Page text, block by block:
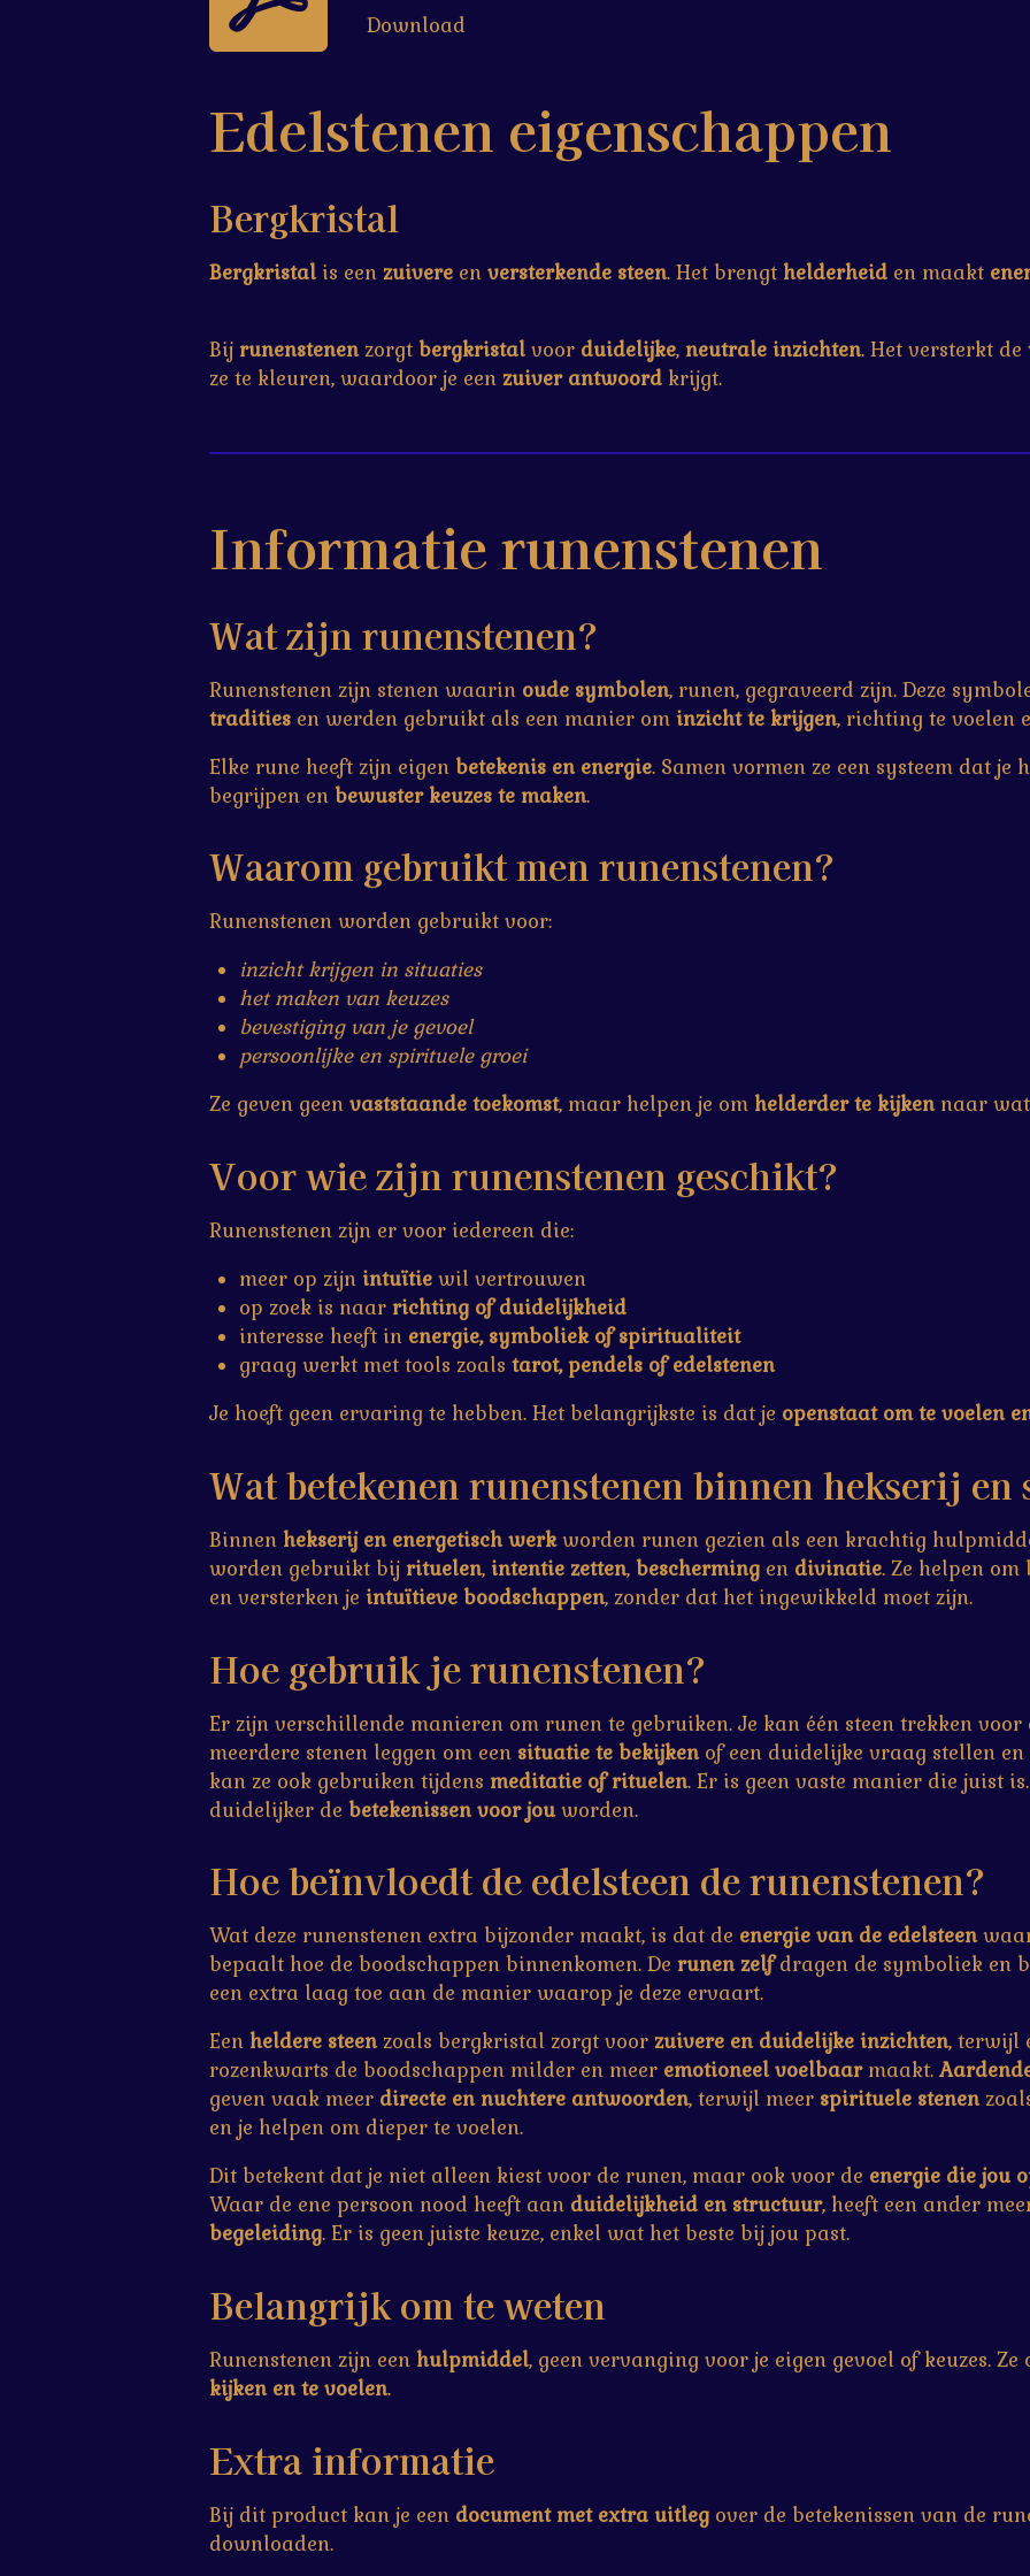
s
r
n
e e
Download
Edelstenen eigenschappen
Bergkristal
Bergkristal is een zuivere en versterkende steen. Het brengt helderheid en maakt
Bij runenstenenzorgt bergkristal voor duidelijke, neutrale inzichten. Het versterkt de
ze te kleuren, waardoor je een zuiver antwoord krijgt.
Informatie runenstenen
Wat zijn runenstenen?
Runenstenen zijn stenen waarin oude symbolen, runen, gegraveerd zijn. Deze
tradities en werden gebruikt als een manier om inzicht te krijgen, richting te voelen
Elke rune heeft zijn eigen betekenis en energie. Samen vormen ze een systeem dat je
begrijpen en bewuster keuzes te maken.
Waarom gebruikt men runenstenen?
Runenstenen worden gebruikt voor:
inzicht krijgen in situaties
het maken van keuzes
bevestiging van je gevoel
persoonlijke en spirituele groei
Ze geven geen vaststaande toekomst, maar helpen je om helderder te kijkennaar wat
Voor wie zijn runenstenen geschikt?
Runenstenen zijn er voor iedereen die:
meer op zijn intuïtiewil vertrouwen
op zoek is naar richting of duidelijkheid
interesse heeft in energie, symboliek of spiritualiteit
graag werkt met tools zoals tarot, pendels of edelstenen
Je hoeft geen ervaring te hebben. Het belangrijkste is dat je openstaat om te voelen
Wat betekenen runenstenen binnen hekserij
Binnen hekserij en energetisch werkworden runen gezien als een krachtig
worden gebruikt bij rituelen, intentie zetten, bescherming en divinatie. Ze helpen
en versterken je intuïtieve boodschappen, zonder dat het ingewikkeld moet zijn.
Hoe gebruik je runenstenen?
Er zijn verschillende manieren om runen te gebruiken. Je kan één steen trekken voor
meerdere stenen leggen om een situatie te bekijkenof een duidelijke vraag stellen
kan ze ook gebruiken tijdens meditatie of rituelen. Er is geen vaste manier die juist
duidelijker de betekenissen voor jouworden.
Hoe beïnvloedt de edelsteen de runenstenen?
Wat deze runenstenen extra bijzonder maakt, is dat de energie van de edelsteen
bepaalt hoe de boodschappen binnenkomen. De runen zelfdragen de symboliek en
een extra laag toe aan de manier waarop je deze ervaart.
Een heldere steenzoals bergkristal zorgt voor zuivere en duidelijke inzichten, terwijl
rozenkwarts de boodschappen milder en meer emotioneel voelbaarmaakt.
geven vaak meer directe en nuchtere antwoorden, terwijl meer spirituele stenen
en je helpen om dieper te voelen.
Dit betekent dat je niet alleen kiest voor de runen, maar ook voor de energie die jou
Waar de ene persoon nood heeft aan duidelijkheid en structuur, heeft een ander
begeleiding. Er is geen juiste keuze, enkel wat het beste bij jou past.
Belangrijk om te weten
Runenstenen zijn een hulpmiddel, geen vervanging voor je eigen gevoel of keuzes.
kijken en te voelen.
Extra informatie
Bij dit product kan je een document met extra uitleg over de betekenissen van de
downloaden.